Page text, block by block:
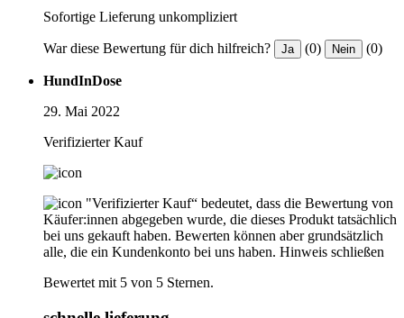
Sofortige Lieferung unkompliziert
War diese Bewertung für dich hilfreich? Ja (0) Nein (0)
HundInDose
29. Mai 2022
Verifizierter Kauf
"Verifizierter Kauf“ bedeutet, dass die Bewertung von
Käufer:innen abgegeben wurde, die dieses Produkt tatsächlich
bei uns gekauft haben. Bewerten können aber grundsätzlich
alle, die ein Kundenkonto bei uns haben. Hinweis schließen
Bewertet mit 5 von 5 Sternen.